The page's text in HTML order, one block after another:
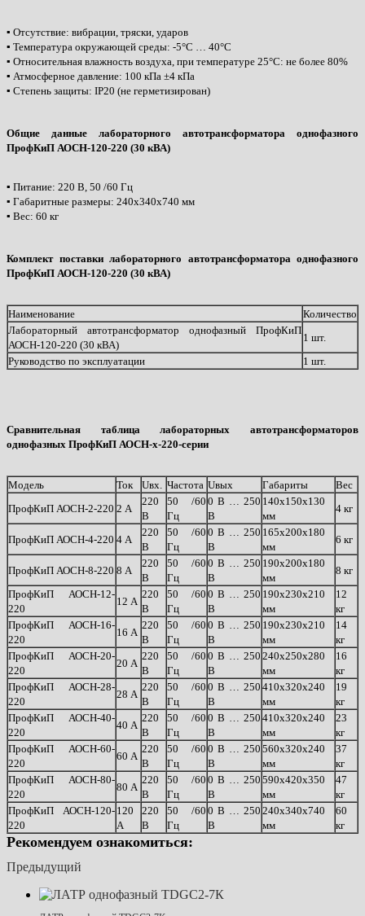
▪ Отсутствие: вибрации, тряски, ударов
▪ Температура окружающей среды: -5°С … 40°С
▪ Относительная влажность воздуха, при температуре 25°С: не более 80%
▪ Атмосферное давление: 100 кПа ±4 кПа
▪ Степень защиты: IP20 (не герметизирован)
Общие данные лабораторного автотрансформатора однофазного
ПрофКиП АОСН-120-220 (30 кВА)
▪ Питание: 220 В, 50 /60 Гц
▪ Габаритные размеры: 240х340х740 мм
▪ Вес: 60 кг
Комплект поставки лабораторного автотрансформатора однофазного
ПрофКиП АОСН-120-220 (30 кВА)
Наименование
Количество
Лабораторный автотрансформатор однофазный ПрофКиП
АОСН-120-220 (30 кВА)
1 шт.
Руководство по эксплуатации
1 шт.
Сравнительная таблица лабораторных автотрансформаторов
однофазных ПрофКиП АОСН-х-220-серии
Модель Ток Uвх. Частота Uвых Габариты
Вес
ПрофКиП АОСН-2-220 2 А
220
В
50 /60
Гц
0 В … 250
В
140х150х130
мм
4 кг
ПрофКиП АОСН-4-220 4 А
220
В
50 /60
Гц
0 В … 250
В
165х200х180
мм
6 кг
ПрофКиП АОСН-8-220 8 А
220
В
50 /60
Гц
0 В … 250
В
190х200х180
мм
8 кг
ПрофКиП АОСН-12-
220
12 А
220
В
50 /60
Гц
0 В … 250
В
190х230х210
мм
12
кг
ПрофКиП АОСН-16-
220
16 А
220
В
50 /60
Гц
0 В … 250
В
190х230х210
мм
14
кг
ПрофКиП АОСН-20-
220
20 А
220
В
50 /60
Гц
0 В … 250
В
240х250х280
мм
16
кг
ПрофКиП АОСН-28-
220
28 А
220
В
50 /60
Гц
0 В … 250
В
410х320х240
мм
19
кг
ПрофКиП АОСН-40-
220
40 А
220
В
50 /60
Гц
0 В … 250
В
410х320х240
мм
23
кг
ПрофКиП АОСН-60-
220
60 А
220
В
50 /60
Гц
0 В … 250
В
560х320х240
мм
37
кг
ПрофКиП АОСН-80-
220
80 А
220
В
50 /60
Гц
0 В … 250
В
590х420х350
мм
47
кг
ПрофКиП АОСН-120-
220
120
А
220
В
50 /60
Гц
0 В … 250
В
240х340х740
мм
60
кг
Рекомендуем ознакомиться:
Предыдущий